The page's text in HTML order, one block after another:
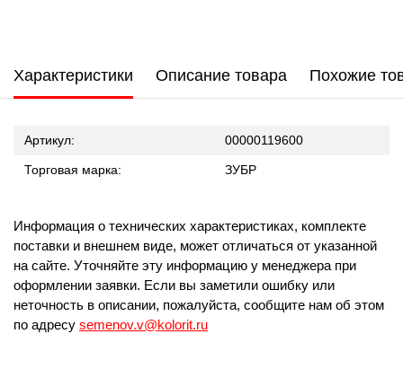
Характеристики Описание товара Похожие
Артикул: 00000119600
Торговая марка: ЗУБР
Информация о технических характеристиках, комплекте
поставки и внешнем виде, может отличаться от указанной
на сайте. Уточняйте эту информацию у менеджера при
оформлении заявки. Если вы заметили ошибку или
неточность в описании, пожалуйста, сообщите нам об этом
по адресу semenov.v@kolorit.ru